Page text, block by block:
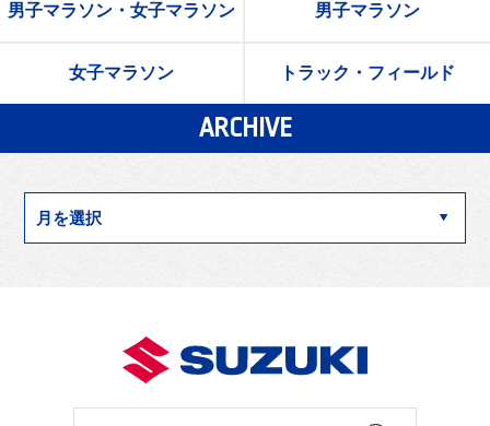
男子マラソン・女子マラソン 男子マラソン
女子マラソン トラック・フィールド
ARCHIVE